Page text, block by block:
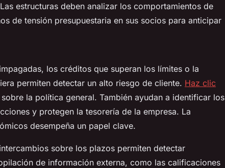
estructuras deben analizar los comportamientos de
de tensión presupuestaria en sus socios para anticipar
los créditos que superan los límites o la
permiten detectar un alto riesgo de cliente. Haz clic
la política general. También ayudan a identificar los
y protegen la tesorería de la empresa. La
desempeña un papel clave.
sobre los plazos permiten detectar
de información externa, como las calificaciones